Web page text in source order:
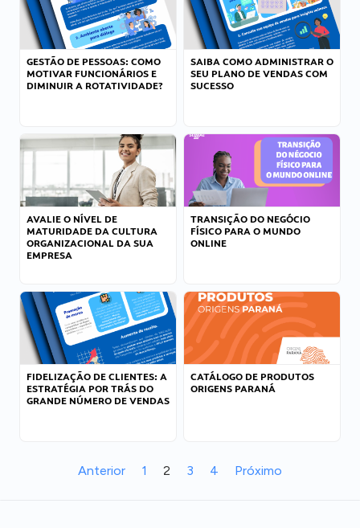
GESTÃO DE PESSOAS: COMO
MOTIVAR FUNCIONÁRIOS E
DIMINUIR A ROTATIVIDADE?
SAIBA COMO ADMINISTRAR O
SEU PLANO DE VENDAS COM
SUCESSO
AVALIE O NÍVEL DE
MATURIDADE DA CULTURA
ORGANIZACIONAL DA SUA
EMPRESA
TRANSIÇÃO DO NEGÓCIO
FÍSICO PARA O MUNDO
ONLINE
FIDELIZAÇÃO DE CLIENTES: A
ESTRATÉGIA POR TRÁS DO
GRANDE NÚMERO DE VENDAS
CATÁLOGO DE PRODUTOS
ORIGENS PARANÁ
Anterior 1 2 3 4 Próximo